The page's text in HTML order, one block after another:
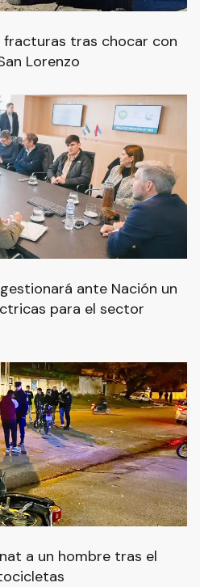
tras chocar con
Lorenzo
ante Nación un
para el sector
a un hombre tras el